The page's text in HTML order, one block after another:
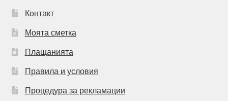
Контакт
Моята сметка
Плащанията
Правила и условия
Процедура за рекламации